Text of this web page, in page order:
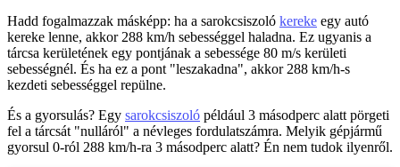
Hadd fogalmazzak másképp: ha a sarokcsiszoló kereke egy autó
kereke lenne, akkor 288 km/h sebességgel haladna. Ez ugyanis a
tárcsa kerületének egy pontjának a sebessége 80 m/s kerületi
sebességnél. És ha ez a pont "leszakadna", akkor 288 km/h-s
kezdeti sebességgel repülne.
És a gyorsulás? Egy sarokcsiszoló például 3 másodperc alatt pörgeti
fel a tárcsát "nulláról" a névleges fordulatszámra. Melyik gépjármű
gyorsul 0-ról 288 km/h-ra 3 másodperc alatt? Én nem tudok ilyenről.